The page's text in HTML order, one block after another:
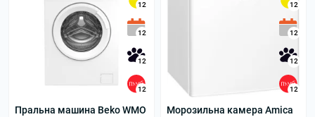
12
12
12
12
Пральна машина Beko WMO
12
12
12
12
Морозильна камера Amica